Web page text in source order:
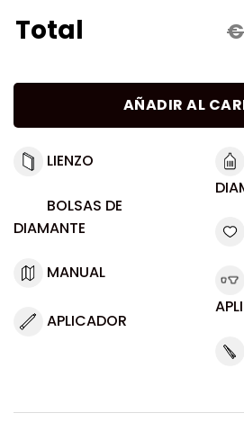
Total
AÑADIR AL
LIENZO
BOLSAS DE
DIAMANTE
MANUAL
APLICADOR